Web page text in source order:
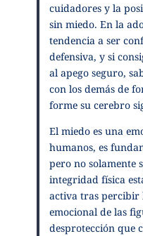
cuidadores y la
sin miedo. En la
tendencia a ser
defensiva, y si
al apego seguro,
con los demás de
forme su cerebro
El miedo es una
humanos, es
pero no solamente
integridad física
activa tras percibir
emocional de las
desprotección que